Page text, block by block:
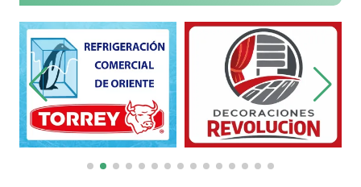
Belleza
Bordados y Estampados